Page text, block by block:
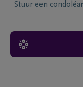
Stuur een